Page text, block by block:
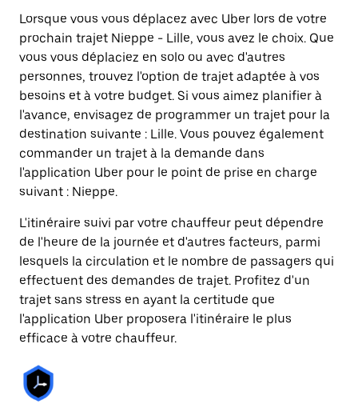
Lorsque vous vous déplacez avec Uber lors de votre
prochain trajet Nieppe - Lille, vous avez le choix. Que
vous vous déplaciez en solo ou avec d'autres
personnes, trouvez l'option de trajet adaptée à vos
besoins et à votre budget. Si vous aimez planifier à
l'avance, envisagez de programmer un trajet pour la
destination suivante : Lille. Vous pouvez également
commander un trajet à la demande dans
l'application Uber pour le point de prise en charge
suivant : Nieppe.
L'itinéraire suivi par votre chauffeur peut dépendre
de l'heure de la journée et d'autres facteurs, parmi
lesquels la circulation et le nombre de passagers qui
effectuent des demandes de trajet. Profitez d'un
trajet sans stress en ayant la certitude que
l'application Uber proposera l'itinéraire le plus
efficace à votre chauffeur.